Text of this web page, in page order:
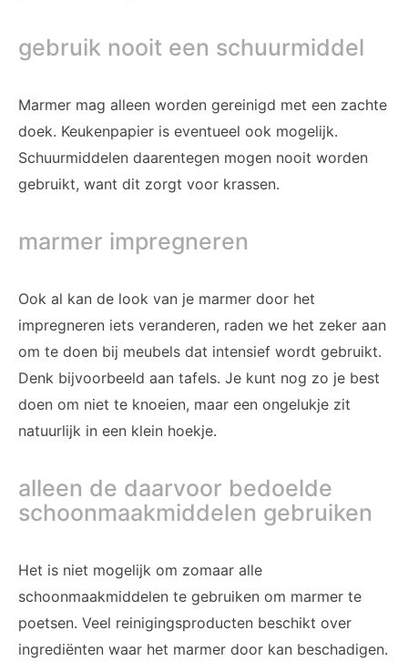
gebruik nooit een schuurmiddel
Marmer mag alleen worden gereinigd met een zachte
doek. Keukenpapier is eventueel ook mogelijk.
Schuurmiddelen daarentegen mogen nooit worden
gebruikt, want dit zorgt voor krassen.
marmer impregneren
Ook al kan de look van je marmer door het
impregneren iets veranderen, raden we het zeker aan
om te doen bij meubels dat intensief wordt gebruikt.
Denk bijvoorbeeld aan tafels. Je kunt nog zo je best
doen om niet te knoeien, maar een ongelukje zit
natuurlijk in een klein hoekje.
alleen de daarvoor bedoelde
schoonmaakmiddelen gebruiken
Het is niet mogelijk om zomaar alle
schoonmaakmiddelen te gebruiken om marmer te
poetsen. Veel reinigingsproducten beschikt over
ingrediënten waar het marmer door kan beschadigen.